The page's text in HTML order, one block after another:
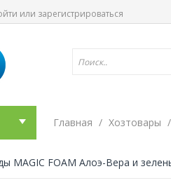
или зарегистрироваться
Главная Хозтовары
MAGIC FOAM Алоэ-Вера и